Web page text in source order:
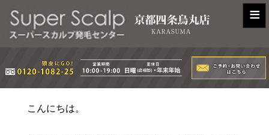
≡
こんにちは。